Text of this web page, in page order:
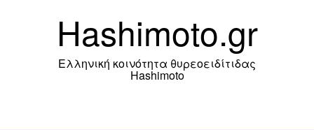
Hashimoto.gr
Ελληνική κοινότητα θυρεοειδίτιδας
Hashimoto